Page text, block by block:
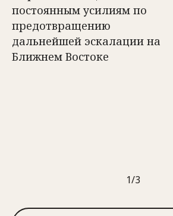
постоянным усилиям по
предотвращению
дальнейшей эскалации на
Ближнем Востоке
1 из 3
1/3